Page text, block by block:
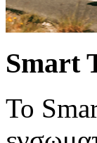
Smart
Το